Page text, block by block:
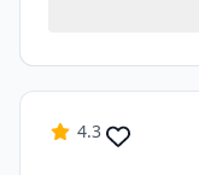
4.3